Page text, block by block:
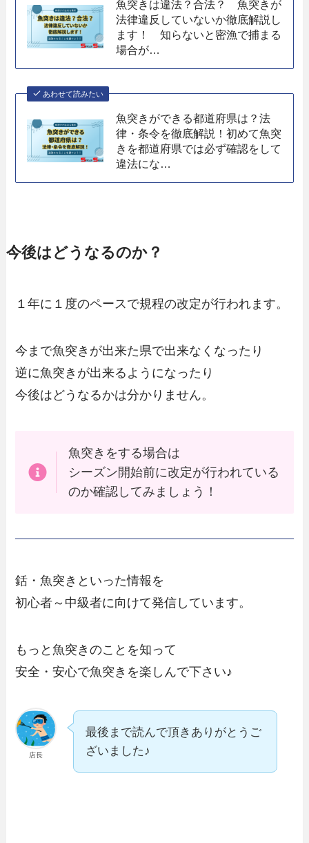
魚突きは違法？合法？ 魚突きが
法律違反していないか徹底解説し
ます！ 知らないと密漁で捕まる
場合が…
あわせて読みたい
魚突きができる都道府県は？法
律・条令を徹底解説！初めて魚突
きを都道府県では必ず確認をして
違法にな…
今後はどうなるのか？
１年に１度のペースで規程の改定が行われます。
今まで魚突きが出来た県で出来なくなったり
逆に魚突きが出来るようになったり
今後はどうなるかは分かりません。
魚突きをする場合は
シーズン開始前に改定が行われている
のか確認してみましょう！
銛・魚突きといった情報を
初心者～中級者に向けて発信しています。
もっと魚突きのことを知って
安全・安心で魚突きを楽しんで下さい♪
店長
最後まで読んで頂きありがとうご
ざいました♪